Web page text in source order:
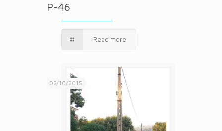
P-46
Read more
02/10/2015